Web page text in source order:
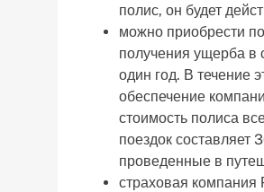
полис, он будет
можно приобрести
получения ущерба в
один год. В течение
обеспечение
стоимость полиса
поездок составляет
проведенные в
страховая компания